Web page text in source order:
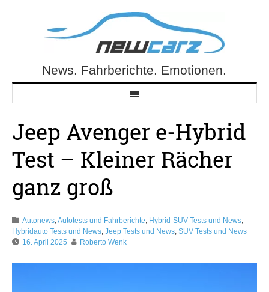
NewCarz.deNews. Fahrberichte. Emotionen.
Jeep Avenger e-Hybrid
Test – Kleiner Rächer
ganz groß
Autonews,Autotests und Fahrberichte, Hybrid-SUV Tests und News,
Hybridauto Tests und News, Jeep Tests und News, SUV Tests und News
16. April 2025
Roberto Wenk